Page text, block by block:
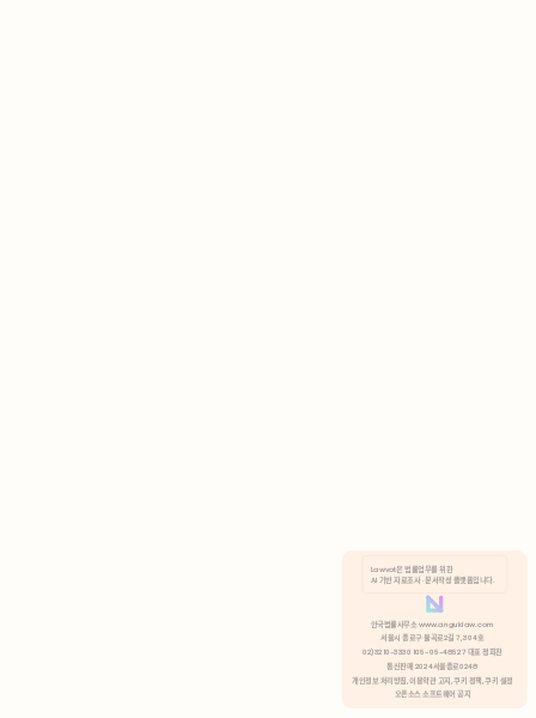
분석 쿠키 허용
Lawvot은 법률업무를 위한
AI 기반 자료조사 · 문서작성 플랫폼입니다.
안국법률사무소 www.anguklaw.com
서울시 종로구 율곡로2길 7, 304호
02)3210-3330 105-05-48527 대표 정희찬
통신판매 2024서울종로0248
개인정보 처리방침, 이용약관 고지, 쿠키 정책, 쿠키 설정
오픈소스 소프트웨어 공지